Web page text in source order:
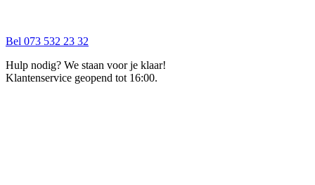
Bel 073 532 23 32
Hulp nodig? We staan voor je klaar!
Klantenservice geopend tot 16:00.